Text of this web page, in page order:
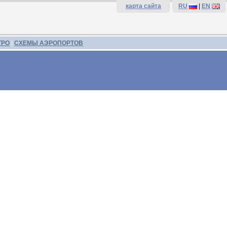
карта сайта RU EN
СХЕМЫ АЭРОПОРТОВ